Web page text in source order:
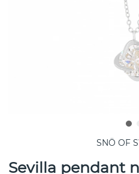
SNÖ OF
Sevilla pendant